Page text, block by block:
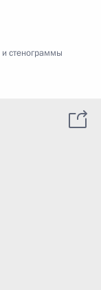
стенограммы